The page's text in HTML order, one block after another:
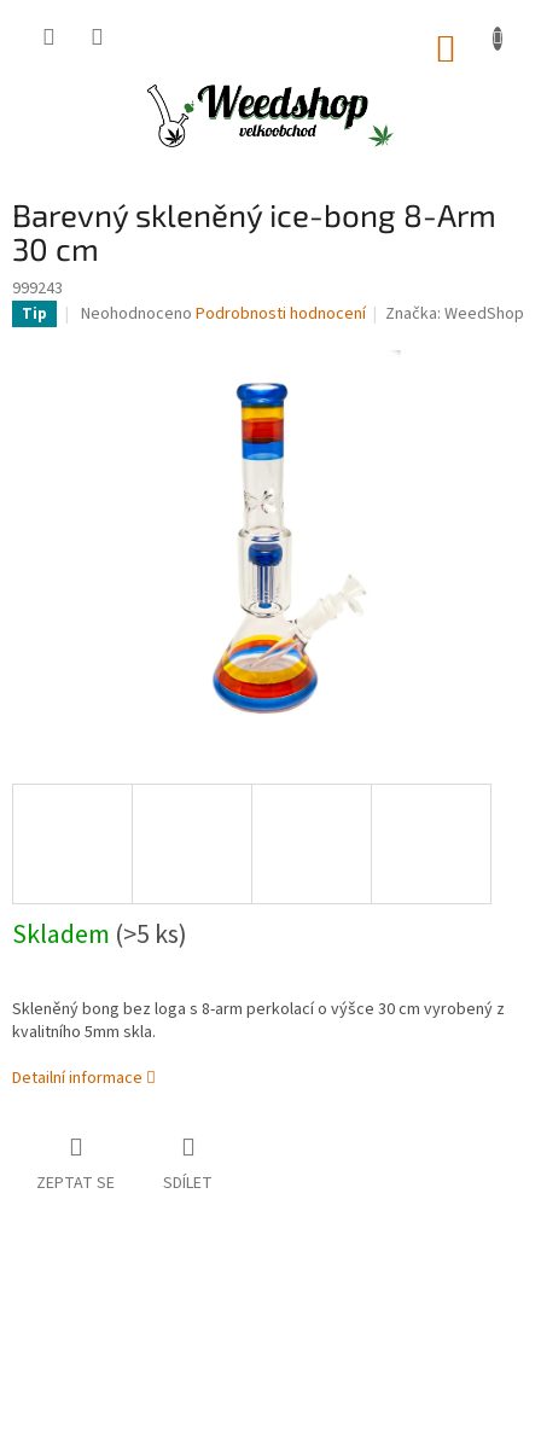
Barevný skleněný ice-bong 8-Arm
30 cm
999243
Tip
Průměrné
Neohodnoceno Podrobnosti hodnocení Značka:WeedShop
Skladem (>5 ks)
Skleněný bong bez loga s 8-arm perkolací o výšce 30 cm vyrobený z
kvalitního 5mm skla.
Detailní informace
ZEPTAT SE SDÍLET